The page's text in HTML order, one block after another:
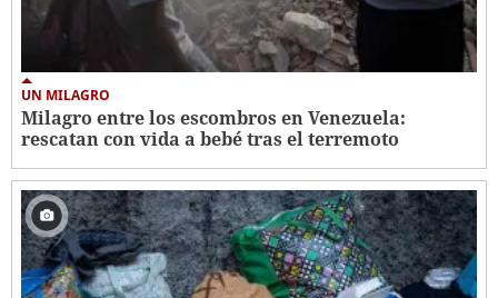
UN MILAGRO
Milagro entre los escombros en Venezuela:
rescatan con vida a bebé tras el terremoto